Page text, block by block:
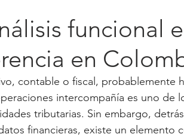
funcional
en
contable o fiscal, probablemente
intercompañía es uno de
tributarias. Sin embargo,
financieras, existe un elemento